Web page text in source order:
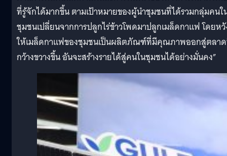
ที่รู้จักได้มากขึ้น ตามเป้าหมายของผู้นำชุมชนที่ได้รวมกลุ่มคนใ
ชุมชนเปลี่ยนจากการปลูกไร่ข้าวโพดมาปลูกเมล็ดกาแฟ โดยห
ให้เมล็ดกาแฟของชุมชนเป็นผลิตภัณฑ์ที่มีคุณภาพออกสู่ตลา
กว้างขวางขึ้น อันจะสร้างรายได้สู่คนในชุมชนได้อย่างมั่นคง”